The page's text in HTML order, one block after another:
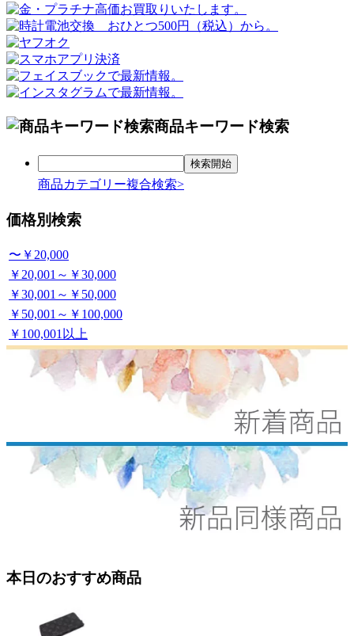
商品キーワード検索
商品カテゴリー複合検索>
価格別検索
〜￥20,000
￥20,001～￥30,000
￥30,001～￥50,000
￥50,001～￥100,000
￥100,001以上
本日のおすすめ商品